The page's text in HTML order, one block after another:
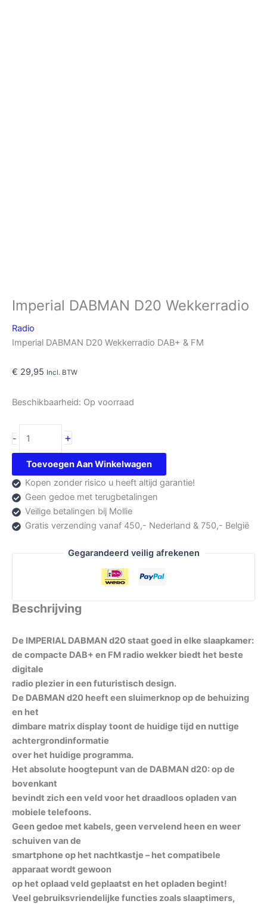
Imperial DABMAN D20 Wekkerradio
Radio
Imperial DABMAN D20 Wekkerradio DAB+ & FM
€ 29,95 Incl. BTW
Beschikbaarheid: Op voorraad
-
D20
Wekkerradio
aantal
+
Toevoegen Aan Winkelwagen
Kopen zonder risico u heeft altijd garantie!
Geen gedoe met terugbetalingen
Veilige betalingen bij Mollie
Gratis verzending vanaf 450,- Nederland & 750,- België
Gegarandeerd veilig afrekenen
Beschrijving
De IMPERIAL DABMAN d20 staat goed in elke slaapkamer:
de compacte DAB+ en FM radio wekker biedt het beste
digitale
radio plezier in een futuristisch design.
De DABMAN d20 heeft een sluimerknop op de behuizing
en het
dimbare matrix display toont de huidige tijd en nuttige
achtergrondinformatie
over het huidige programma.
Het absolute hoogtepunt van de DABMAN d20: op de
bovenkant
bevindt zich een veld voor het draadloos opladen van
mobiele telefoons.
Geen gedoe met kabels, geen vervelend heen en weer
schuiven van de
smartphone op het nachtkastje – het compatibele
apparaat wordt gewoon
op het oplaad veld geplaatst en het opladen begint!
Veel gebruiksvriendelijke functies zoals slaaptimers,